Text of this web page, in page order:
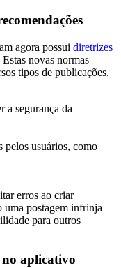
agora possui diretrizes
Estas novas normas
tipos de publicações,
a segurança da
pelos usuários, como
erros ao criar
uma postagem infrinja
para outros
aplicativo